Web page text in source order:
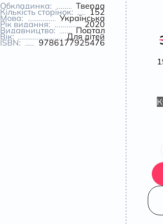
Обкладинка: Тверда
Кількість сторінок: 152
Мова: Українська
Рік видання: 2020
Видавництво: Портал
Вік: Для дітей
ISBN: 9786177925476